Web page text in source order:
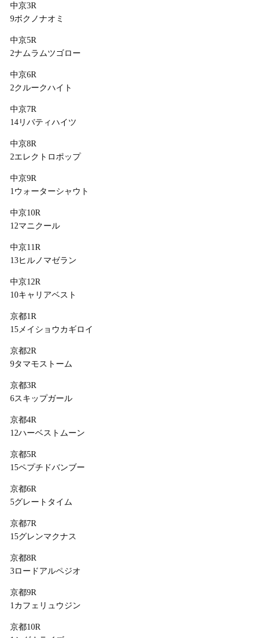
中京3R
9ボクノナオミ
中京5R
2ナムラムツゴロー
中京6R
2クルークハイト
中京7R
14リバティハイツ
中京8R
2エレクトロポップ
中京9R
1ウォーターシャウト
中京10R
12マニクール
中京11R
13ヒルノマゼラン
中京12R
10キャリアベスト
京都1R
15メイショウカギロイ
京都2R
9タマモストーム
京都3R
6スキップガール
京都4R
12ハーベストムーン
京都5R
15ペプチドバンブー
京都6R
5グレートタイム
京都7R
15グレンマクナス
京都8R
3ロードアルペジオ
京都9R
1カフェリュウジン
京都10R